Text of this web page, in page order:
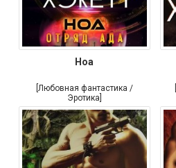
Ноа
[Любовная фантастика /
Эротика]